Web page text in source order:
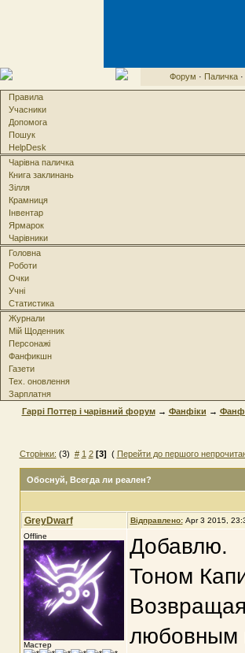
Форум · Паличка·
Правила
Учасники
Допомога
Пошук
HelpDesk
Чарівна паличка
Книга заклинань
Зілля
Крамниця
Інвентар
Ярмарок
Чарівники
Головна
Роботи
Очки
Учні
Статистика
Журнали
Мій Щоденник
Персонажі
Фанфикшн
Газети
Тех. оновлення
Зарплатня
Гаррі Поттер і чарівний форум→ Фанфіки →
Сторінки: (3) # 1 2 [3] ( Перейти до першого
Обоснуй, Всегда ли реален?
GreyDwarf Відправлено: Apr 3 2015,
Offline
Мастер
Добавлю.
Тоном
любовным